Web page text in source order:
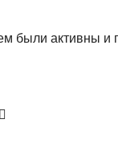
были активны и